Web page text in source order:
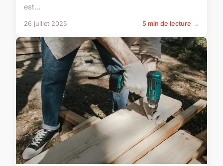
est...
26 juillet 2025 5 min de lecture →